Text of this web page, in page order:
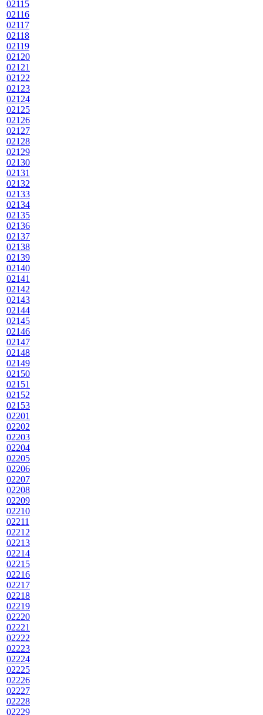
02115
02116
02117
02118
02119
02120
02121
02122
02123
02124
02125
02126
02127
02128
02129
02130
02131
02132
02133
02134
02135
02136
02137
02138
02139
02140
02141
02142
02143
02144
02145
02146
02147
02148
02149
02150
02151
02152
02153
02201
02202
02203
02204
02205
02206
02207
02208
02209
02210
02211
02212
02213
02214
02215
02216
02217
02218
02219
02220
02221
02222
02223
02224
02225
02226
02227
02228
02229